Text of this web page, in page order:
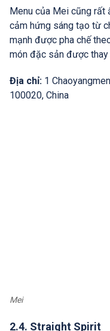
Menu của Mei cũng
cảm hứng sáng tạo từ
mạnh được pha chế
món đặc sản được
Địa chỉ: 1
100020, China
Mei
2.4. Straight Spirit